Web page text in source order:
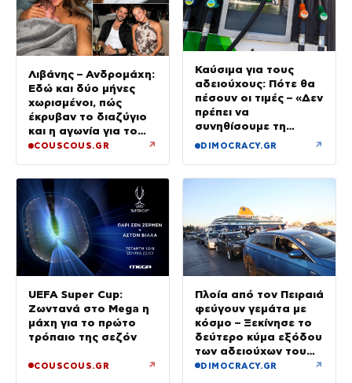
Λιβάνης – Ανδρομάχη:
Εδώ και δύο μήνες
χωρισμένοι, πώς
έκρυβαν το διαζύγιο
και η αγωνία για το
παιδί
COUSCOUS.GR ↗
Καύσιμα για τους
αδειούχους: Πότε θα
πέσουν οι τιμές – «Δεν
πρέπει να
συνηθίσουμε τη
βενζίνη στα 2 ευρώ»
DIMOCRACY.GR ↗
UEFA Super Cup:
Ζωντανά στο Mega η
μάχη για το πρώτο
τρόπαιο της σεζόν
COUSCOUS.GR ↗
Πλοία από τον Πειραιά
φεύγουν γεμάτα με
κόσμο – Ξεκίνησε το
δεύτερο κύμα εξόδου
των αδειούχων του
Αυγούστου
DIMOCRACY.GR ↗